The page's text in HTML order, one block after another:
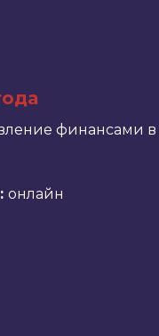
финансами
онлайн